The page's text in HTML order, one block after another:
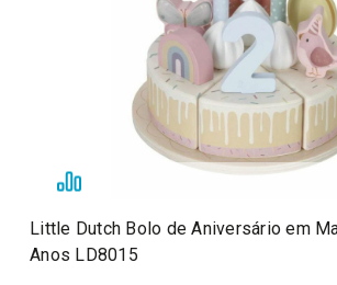
Little Dutch Bolo de Aniversário em
Anos LD8015